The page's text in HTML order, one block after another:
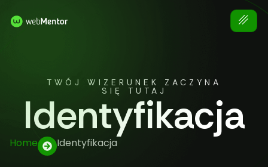
TWÓJ WIZERUNEK ZACZYNA
SIĘ TUTAJ
Identyfikacja
Home Identyfikacja